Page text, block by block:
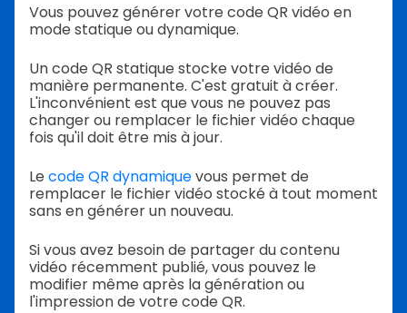
Vous pouvez générer votre code QR vidéo en
mode statique ou dynamique.
Un code QR statique stocke votre vidéo de
manière permanente. C'est gratuit à créer.
L'inconvénient est que vous ne pouvez pas
changer ou remplacer le fichier vidéo chaque
fois qu'il doit être mis à jour.
Le code QR dynamiquevous permet de
remplacer le fichier vidéo stocké à tout moment
sans en générer un nouveau.
Si vous avez besoin de partager du contenu
vidéo récemment publié, vous pouvez le
modifier même après la génération ou
l'impression de votre code QR.